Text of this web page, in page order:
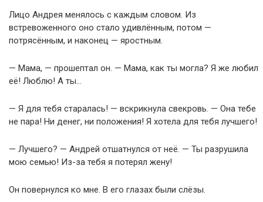
Лицо Андрея менялось с каждым словом. Из
встревоженного оно стало удивлённым, потом —
потрясённым, и наконец — яростным.
— Мама, — прошептал он. — Мама, как ты могла? Я же любил
её! Люблю! А ты…
— Я для тебя старалась! — вскрикнула свекровь. — Она тебе
не пара! Ни денег, ни положения! Я хотела для тебя лучшего!
— Лучшего? — Андрей отшатнулся от неё. — Ты разрушила
мою семью! Из-за тебя я потерял жену!
Он повернулся ко мне. В его глазах были слёзы.